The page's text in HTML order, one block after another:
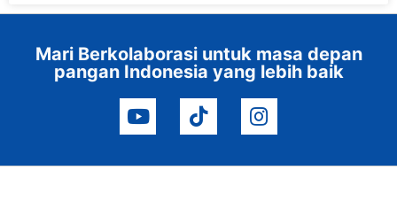
Mari Berkolaborasi untuk masa depan
pangan Indonesia yang lebih baik